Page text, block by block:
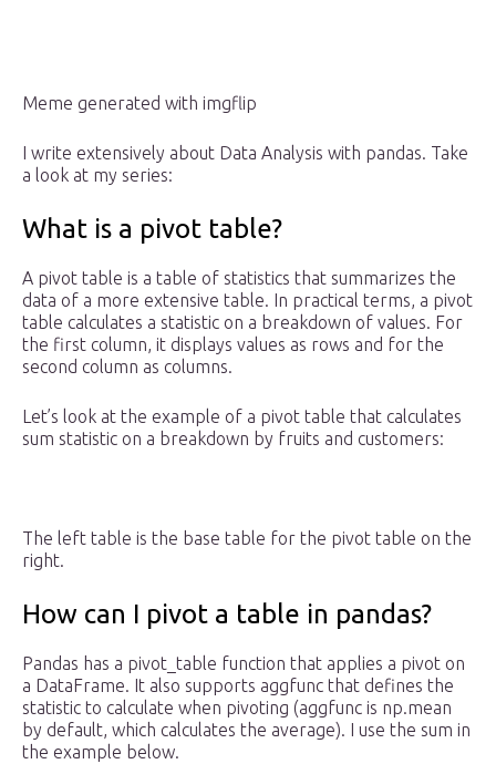
Meme generated with imgflip
I write extensively about Data Analysis with pandas. Take
a look at my series:
What is a pivot table?
A pivot table is a table of statistics that summarizes the
data of a more extensive table. In practical terms, a pivot
table calculates a statistic on a breakdown of values. For
the first column, it displays values as rows and for the
second column as columns.
Let’s look at the example of a pivot table that calculates
sum statistic on a breakdown by fruits and customers:
The left table is the base table for the pivot table on the
right.
How can I pivot a table in pandas?
Pandas has a pivot_table function that applies a pivot on
a DataFrame. It also supports aggfunc that defines the
statistic to calculate when pivoting (aggfunc is np.mean
by default, which calculates the average). I use the sum in
the example below.